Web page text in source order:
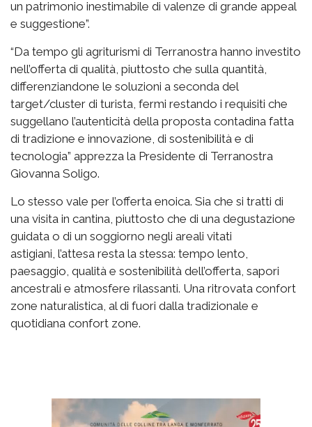
un patrimonio inestimabile di valenze di grande appeal
e suggestione”.
“Da tempo gli agriturismi di Terranostra hanno investito
nell’offerta di qualità, piuttosto che sulla quantità,
differenziandone le soluzioni a seconda del
target/cluster di turista, fermi restando i requisiti che
suggellano l’autenticità della proposta contadina fatta
di tradizione e innovazione, di sostenibilità e di
tecnologia” apprezza la Presidente di Terranostra
Giovanna Soligo.
Lo stesso vale per l’offerta enoica. Sia che si tratti di
una visita in cantina, piuttosto che di una degustazione
guidata o di un soggiorno negli areali vitati
astigiani, l’attesa resta la stessa: tempo lento,
paesaggio, qualità e sostenibilità dell’offerta, sapori
ancestrali e atmosfere rilassanti. Una ritrovata confort
zone naturalistica, al di fuori dalla tradizionale e
quotidiana confort zone.